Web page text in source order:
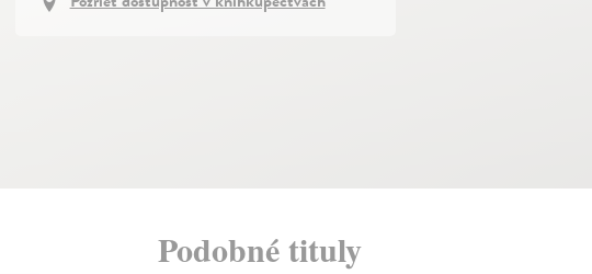
Podobné tituly